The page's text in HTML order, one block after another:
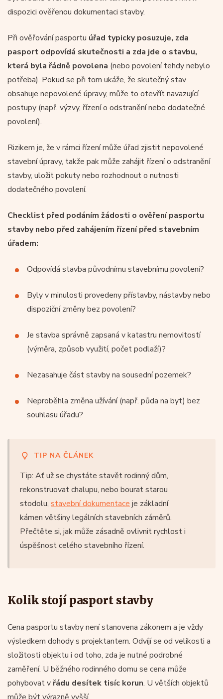
dispozici ověřenou dokumentaci stavby.
Při ověřování pasportu úřad typicky posuzuje, zda
pasport odpovídá skutečnosti a zda jde o stavbu,
která byla řádně povolena (nebo povolení tehdy nebylo
potřeba). Pokud se při tom ukáže, že skutečný stav
obsahuje nepovolené úpravy, může to otevřít navazující
postupy (např. výzvy, řízení o odstranění nebo dodatečné
povolení).
Rizikem je, že v rámci řízení může úřad zjistit nepovolené
stavební úpravy, takže pak může zahájit řízení o odstranění
stavby, uložit pokuty nebo rozhodnout o nutnosti
dodatečného povolení.
Checklist před podáním žádosti o ověření pasportu
stavby nebo před zahájením řízení před stavebním
úřadem:
Odpovídá stavba původnímu stavebnímu povolení?
Byly v minulosti provedeny přístavby, nástavby nebo
dispoziční změny bez povolení?
Je stavba správně zapsaná v katastru nemovitostí
(výměra, způsob využití, počet podlaží)?
Nezasahuje část stavby na sousední pozemek?
Neproběhla změna užívání (např. půda na byt) bez
souhlasu úřadu?
TIP NA ČLÁNEK
Tip: Ať už se chystáte stavět rodinný dům,
rekonstruovat chalupu, nebo bourat starou
stodolu, stavební dokumentace je základní
kámen většiny legálních stavebních záměrů.
Přečtěte si, jak může zásadně ovlivnit rychlost i
úspěšnost celého stavebního řízení.
Kolik stojí pasport stavby
Cena pasportu stavby není stanovena zákonem a je vždy
výsledkem dohody s projektantem. Odvíjí se od velikosti a
složitosti objektu i od toho, zda je nutné podrobné
zaměření. U běžného rodinného domu se cena může
pohybovat v řádu desítek tisíc korun. U větších objektů
může být výrazně vyšší.